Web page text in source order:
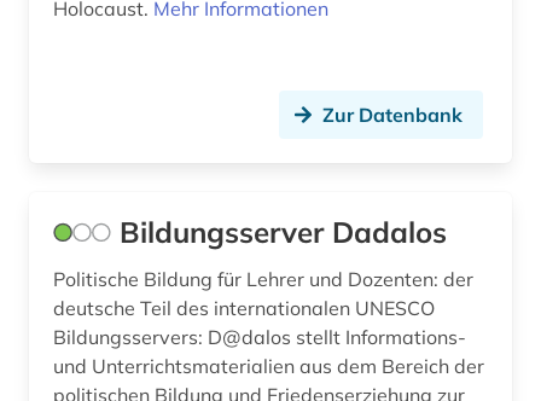
apotheke (1)
arbeitplatz (1)
arbeitsförderung (1)
Schweiz (72)
Slowakei (5)
Suedamerika (1)
Suedasien (1)
Holocaust. Mehr Informationen
Zur Datenbank
Bildungsserver Dadalos
Politische Bildung für Lehrer und Dozenten: der
deutsche Teil des internationalen UNESCO
Bildungsservers: D@dalos stellt Informations-
und Unterrichtsmaterialien aus dem Bereich der
politischen Bildung und Friedenserziehung zur